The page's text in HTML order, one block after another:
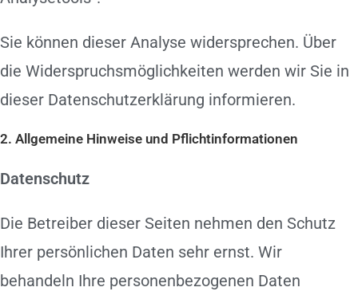
Sie können dieser Analyse widersprechen. Über
die Widerspruchsmöglichkeiten werden wir Sie in
dieser Datenschutzerklärung informieren.
2. Allgemeine Hinweise und Pflichtinformationen
Datenschutz
Die Betreiber dieser Seiten nehmen den Schutz
Ihrer persönlichen Daten sehr ernst. Wir
behandeln Ihre personenbezogenen Daten